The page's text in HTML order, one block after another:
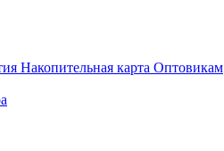
Накопительная карта Оптовикам